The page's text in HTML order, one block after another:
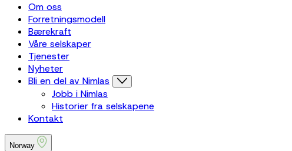
Om oss
Forretningsmodell
Bærekraft
Våre selskaper
Tjenester
Nyheter
Bli en del av Nimlas
Jobb i Nimlas
Historier fra selskapene
Kontakt
Norway